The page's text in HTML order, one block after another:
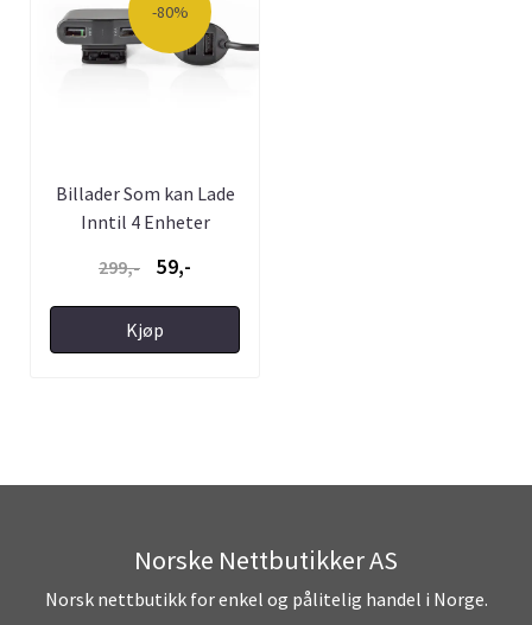
-80%
Billader Som kan Lade
Inntil 4 Enheter
299,- 59,-
Kjøp
Norske Nettbutikker AS
Norsk nettbutikk for enkel og pålitelig handel i Norge.